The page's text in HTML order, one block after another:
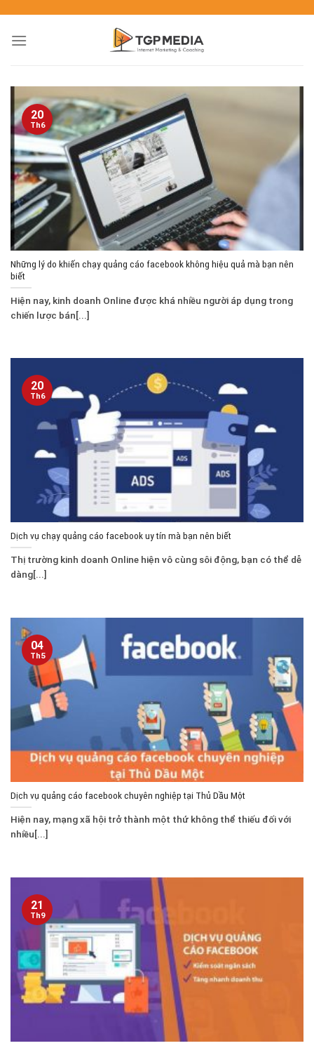
Những lý do khiến chạy quảng cáo facebook không hiệu quả mà bạn nên
biết
Hiện nay, kinh doanh Online được khá nhiều người áp dụng trong
chiến lược bán[...]
20
Th6
Dịch vụ chạy quảng cáo facebook uy tín mà bạn nên biết
Thị trường kinh doanh Online hiện vô cùng sôi động, bạn có thể dễ
dàng[...]
20
Th6
Dịch vụ quảng cáo facebook chuyên nghiệp tại Thủ Dầu Một
Hiện nay, mạng xã hội trở thành một thứ không thể thiếu đối với
nhiều[...]
04
Th5
21
Th9